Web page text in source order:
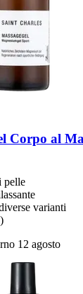
Corpo al
pelle
varianti
12 agosto